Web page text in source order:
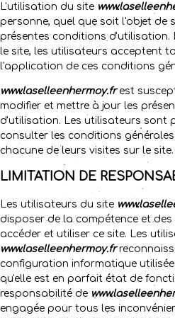
L'utilisation du site
personne, quel que soit l'objet de
présentes conditions d'utilisation.
le site, les utilisateurs acceptent
l'application de ces conditions
www.laselleenhermoy.frest
modifier et mettre à jour les
d'utilisation. Les utilisateurs sont
consulter les conditions
chacune de leurs visites sur le site.
LIMITATION DE
Les utilisateurs du site
disposer de la compétence et
accéder et utiliser ce site. Les
www.laselleenhermoy.fr
configuration informatique
qu'elle est en parfait état de
responsabilité de
engagée pour tous les